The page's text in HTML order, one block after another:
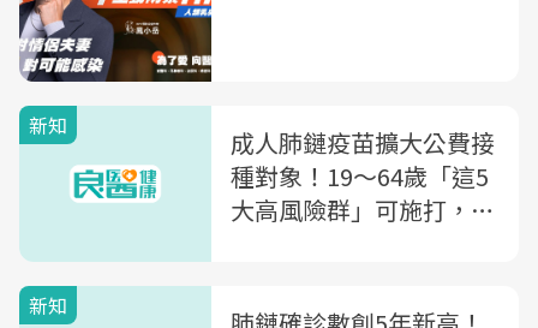
新知
成人肺鏈疫苗擴大公費接
種對象！19～64歲「這5
大高風險群」可施打，接
新知